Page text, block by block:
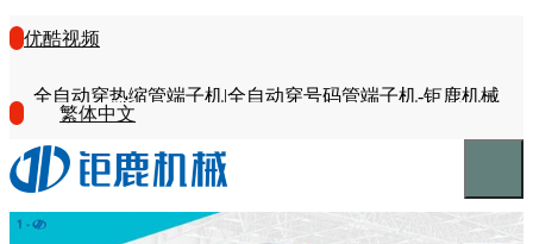
优酷视频
全自动穿热缩管端子机|全自动穿号码管端子机-钜鹿机械
繁体中文